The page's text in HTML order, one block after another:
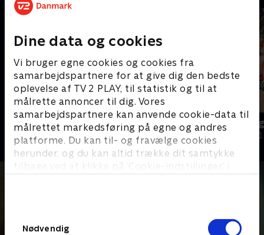
Dine data og cookies
Vi bruger egne cookies og cookies fra
samarbejdspartnere for at give dig den bedste
oplevelse af TV 2 PLAY, til statistik og til at
målrette annoncer til dig. Vores
samarbejdspartnere kan anvende cookie-data til
målrettet markedsføring på egne og andres
platforme. Du kan til- og fravælge cookies
herunder, og du kan altid trække dit samtykke
tilbage ved at klikke på ’Cookie-indstillinger’ i
Nødvendig
Rejseholdet - jagten på en morder
Dokumentar • 2 sæsoner
Hvorfor
Dokumentar •